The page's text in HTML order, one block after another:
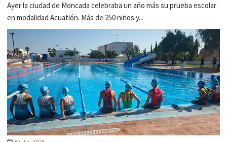
Ayer la ciudad de Moncada celebraba un año más su prueba escolar
en modalidad Acuatlón. Más de 250 niños y...